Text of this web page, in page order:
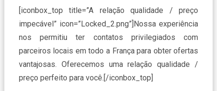
[iconbox_top title=”A relação qualidade / preço
impecável” icon=”Locked_2.png”]Nossa experiência
nos permitiu ter contatos privilegiados com
parceiros locais em todo a França para obter ofertas
vantajosas. Oferecemos uma relação qualidade /
preço perfeito para você.[/iconbox_top]